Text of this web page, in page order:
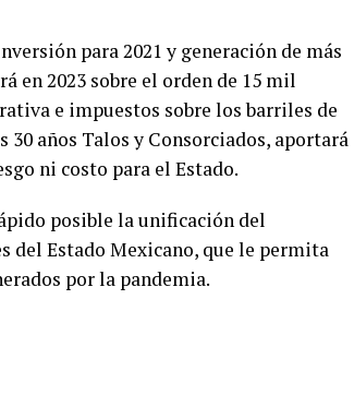
para 2021 y generación de más
en 2023 sobre el orden de 15 mil
e impuestos sobre los barriles de
años Talos y Consorciados, aportará
ni costo para el Estado.
posible la unificación del
del Estado Mexicano, que le permita
por la pandemia.